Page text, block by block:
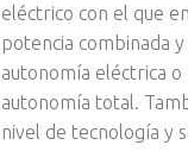
eléctrico con el que
potencia combinada
autonomía eléctrica o
autonomía total.
nivel de tecnología y